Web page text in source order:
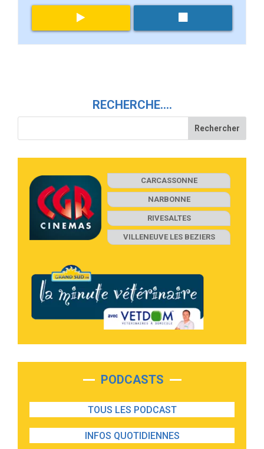
RECHERCHE….
CARCASSONNE
NARBONNE
RIVESALTES
VILLENEUVE LES BEZIERS
PODCASTS
TOUS LES PODCAST
INFOS QUOTIDIENNES